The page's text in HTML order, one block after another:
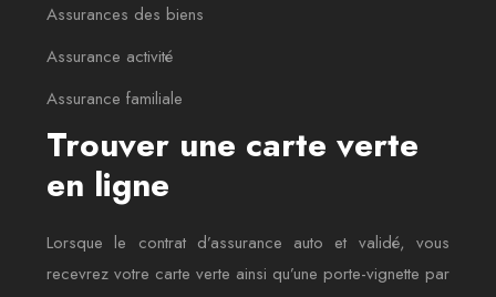
Assurances des biens
Assurance activité
Assurance familiale
Trouver une carte verte
en ligne
Lorsque le contrat d’assurance auto et validé, vous
recevrez votre carte verte ainsi qu’une porte-vignette par